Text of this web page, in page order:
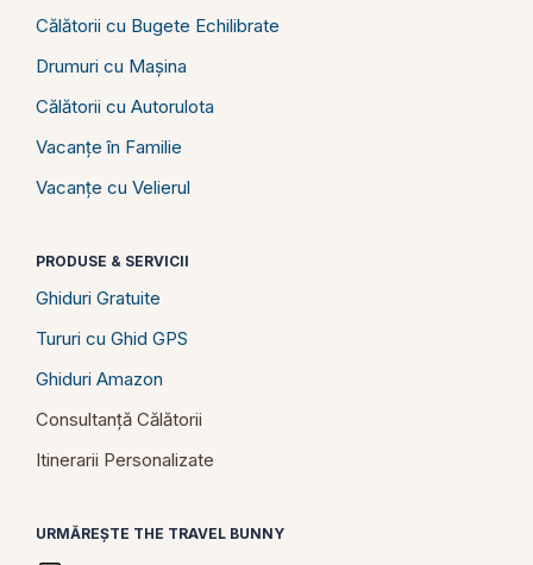
Călătorii cu Bugete Echilibrate
Drumuri cu Mașina
Călătorii cu Autorulota
Vacanțe în Familie
Vacanțe cu Velierul
PRODUSE & SERVICII
Ghiduri Gratuite
Tururi cu Ghid GPS
Ghiduri Amazon
Consultanță Călătorii
Itinerarii Personalizate
URMĂREȘTE THE TRAVEL BUNNY